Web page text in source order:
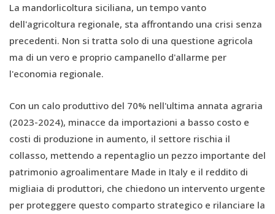
La mandorlicoltura siciliana, un tempo vanto
dell'agricoltura regionale, sta affrontando una crisi senza
precedenti. Non si tratta solo di una questione agricola
ma di un vero e proprio campanello d'allarme per
l'economia regionale.
Con un calo produttivo del 70% nell'ultima annata agraria
(2023-2024), minacce da importazioni a basso costo e
costi di produzione in aumento, il settore rischia il
collasso, mettendo a repentaglio un pezzo importante del
patrimonio agroalimentare Made in Italy e il reddito di
migliaia di produttori, che chiedono un intervento urgente
per proteggere questo comparto strategico e rilanciare la